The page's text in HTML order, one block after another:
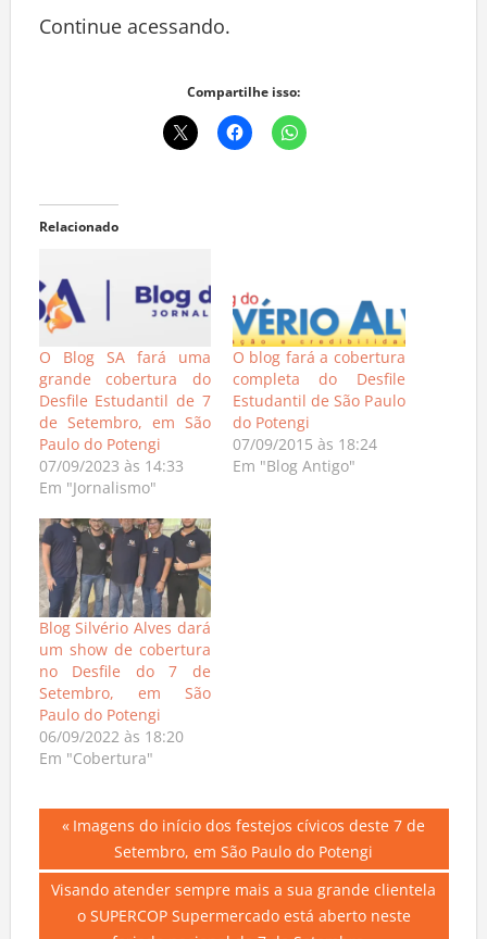
Continue acessando.
Compartilhe isso:
Relacionado
O Blog SA fará uma
grande cobertura do
Desfile Estudantil de 7
de Setembro, em São
Paulo do Potengi
07/09/2023 às 14:33
Em "Jornalismo"
O blog fará a cobertura
completa do Desfile
Estudantil de São Paulo
do Potengi
07/09/2015 às 18:24
Em "Blog Antigo"
Blog Silvério Alves dará
um show de cobertura
no Desfile do 7 de
Setembro, em São
Paulo do Potengi
06/09/2022 às 18:20
Em "Cobertura"
Navegação
de
Post
Previous
Imagens do início dos festejos cívicos deste 7 de
Setembro, em São Paulo do Potengi
Next
Post:
Visando atender sempre mais a sua grande clientela
o SUPERCOP Supermercado está aberto neste